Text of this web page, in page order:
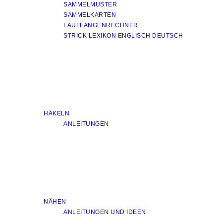
SAMMELMUSTER
SAMMELKARTEN
LAUFLÄNGENRECHNER
STRICK LEXIKON ENGLISCH DEUTSCH
HÄKELN
ANLEITUNGEN
NÄHEN
ANLEITUNGEN UND IDEEN